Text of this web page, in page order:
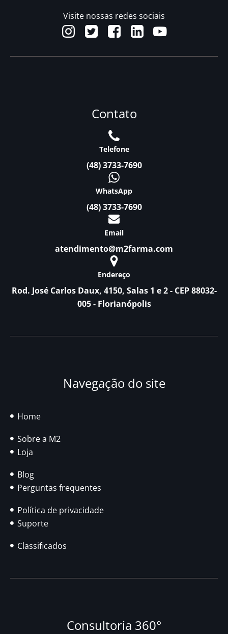
Visite nossas redes sociais
Contato
Telefone
(48) 3733-7690
WhatsApp
(48) 3733-7690
Email
atendimento@m2farma.com
Endereço
Rod. José Carlos Daux, 4150, Salas 1 e 2 - CEP 88032-
005 - Florianópolis
Navegação do site
Home
Sobre a M2
Loja
Blog
Perguntas frequentes
Política de privacidade
Suporte
Classificados
Consultoria 360°